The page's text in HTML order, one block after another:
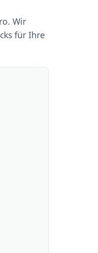
Wir
für Ihre